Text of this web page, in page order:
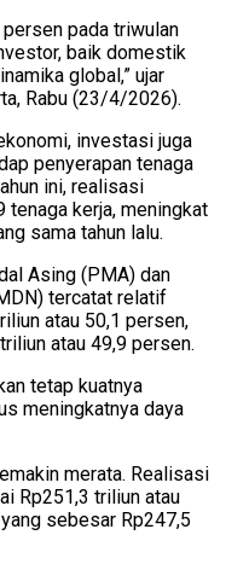
pada triwulan
baik domestik
global,” ujar
Rabu (23/4/2026).
investasi juga
penyerapan tenaga
ini, realisasi
kerja, meningkat
sama tahun lalu.
Asing (PMA) dan
tercatat relatif
atau 50,1 persen,
atau 49,9 persen.
tetap kuatnya
meningkatnya daya
merata. Realisasi
Rp251,3 triliun atau
sebesar Rp247,5